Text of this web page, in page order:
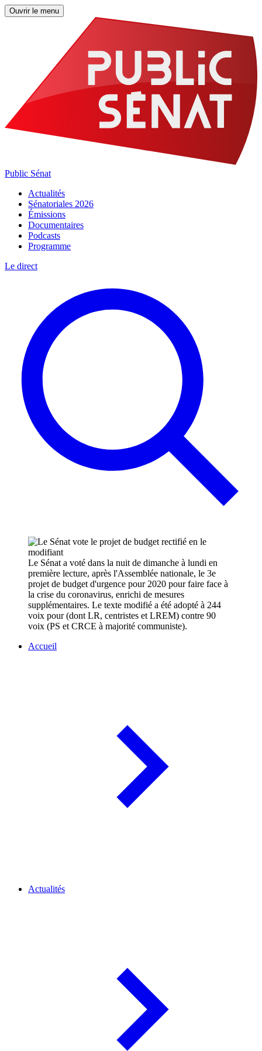
Ouvrir le menu
Public Sénat
Actualités
Sénatoriales 2026
Émissions
Documentaires
Podcasts
Programme
Le direct
Le Sénat a voté dans la nuit de dimanche à lundi en
première lecture, après l'Assemblée nationale, le 3e
projet de budget d'urgence pour 2020 pour faire face à
la crise du coronavirus, enrichi de mesures
supplémentaires. Le texte modifié a été adopté à 244
voix pour (dont LR, centristes et LREM) contre 90
voix (PS et CRCE à majorité communiste).
Accueil
Actualités